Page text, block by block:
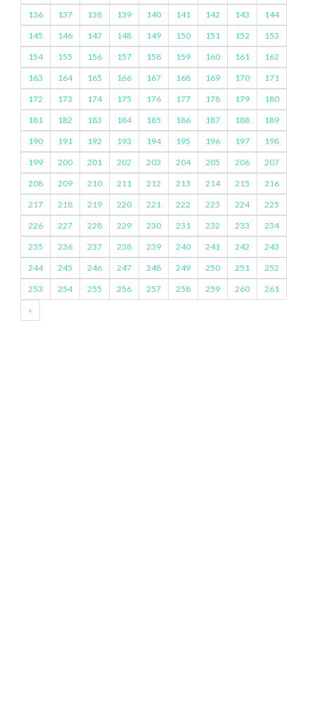
136
137 138 139 140 141 142 143
144
145
146 147 148 149 150 151 152
153
154
155 156 157 158 159 160 161
162
163
164 165 166 167 168 169 170
171
172
173 174 175 176 177 178 179
180
181
182 183 184 185 186 187 188
189
190
191 192 193 194 195 196 197
198
199
200 201 202 203 204 205 206
207
208
209 210 211 212 213 214 215
216
217
218 219 220 221 222 223 224
225
226
227 228 229 230 231 232 233
234
235
236 237 238 239 240 241 242
243
244
245 246 247 248 249 250 251
252
253
254 255 256 257 258 259 260
261
»